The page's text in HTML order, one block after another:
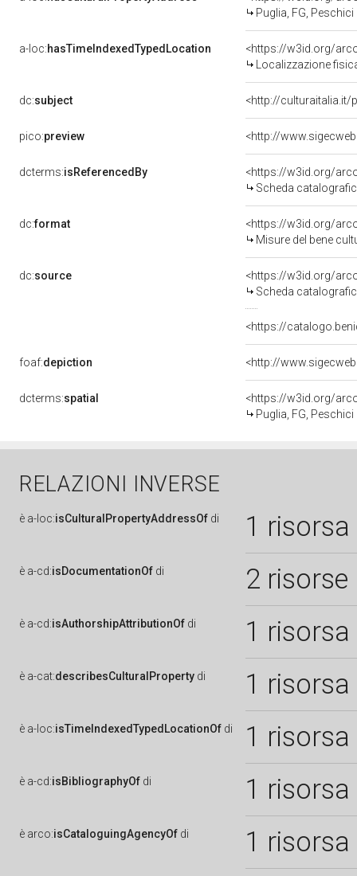
Puglia, FG, Peschici
a-loc:hasTimeIndexedTypedLocation
<https://w3id.org/
Localizzazione
dc:subject <http://culturaitalia.it/
pico:preview <http://
dcterms:isReferencedBy
<https://w3id.org/
Scheda
dc:format
<https://w3id.org/
Misure del bene
dc:source
<https://w3id.org/
Scheda
<https://
foaf:depiction <http://
dcterms:spatial
<https://w3id.org/
Puglia, FG, Peschici
RELAZIONI INVERSE
è a-loc:isCulturalPropertyAddressOf di 1 risorsa
è a-cd:isDocumentationOf di 2 risorse
è a-cd:isAuthorshipAttributionOf di 1 risorsa
è a-cat:describesCulturalProperty di 1 risorsa
è a-loc:isTimeIndexedTypedLocationOf di 1 risorsa
è a-cd:isBibliographyOf di 1 risorsa
è arco:isCataloguingAgencyOf di 1 risorsa